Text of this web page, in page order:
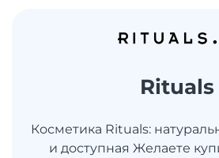
Rituals
Косметика Rituals:
и доступная Желаете